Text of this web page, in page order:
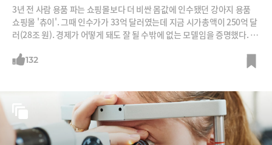
3년 전 사람 용품 파는 쇼핑몰보다 더 비싼 몸값에 인수됐던 강아지 용품
쇼핑몰 '츄이'. 그때 인수가가 33억 달러였는데 지금 시가총액이 250억 달
러(28조 원). 경제가 어떻게 돼도 잘 될 수밖에 없는 모델임을 증명했다. 최
132